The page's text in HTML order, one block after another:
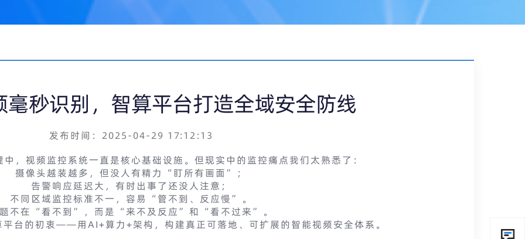
毫秒识别，智算平台打造全域安全防线
发布时间：2025-04-29 17:12:13
，视频监控系统一直是核心基础设施。但现实中的监控痛点我们太熟悉了：
摄像头越装越多，但没人有精力“盯所有画面”；
告警响应延迟大，有时出事了还没人注意；
不同区域监控标准不一，容易“管不到、反应慢”。
不在“看不到”，而是“来不及反应”和“看不过来”。
台的初衷——用AI+算力+架构，构建真正可落地、可扩展的智能视频安全体系。